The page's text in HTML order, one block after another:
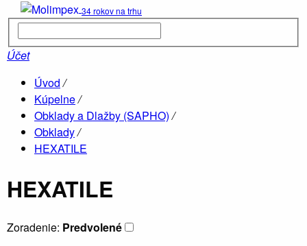
34 rokov na trhu
Účet
Úvod /
Kúpelne/
Obklady a Dlažby (SAPHO) /
Obklady/
HEXATILE
HEXATILE
Zoradenie: Predvolené